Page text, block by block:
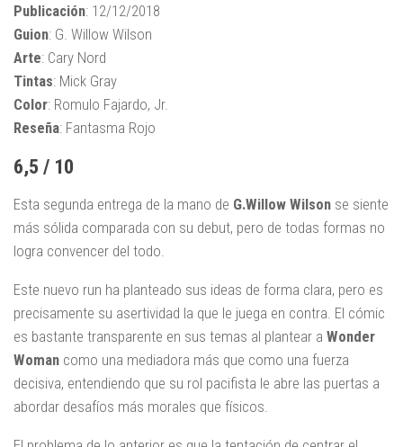
Publicación: 12/12/2018
Guion: G. Willow Wilson
Arte: Cary Nord
Tintas: Mick Gray
Color: Romulo Fajardo, Jr.
Reseña: Fantasma Rojo
6,5 / 10
Esta segunda entrega de la mano de G.Willow Wilson se siente
más sólida comparada con su debut, pero de todas formas no
logra convencer del todo.
Este nuevo run ha planteado sus ideas de forma clara, pero es
precisamente su asertividad la que le juega en contra. El cómic
es bastante transparente en sus temas al plantear a Wonder
Woman como una mediadora más que como una fuerza
decisiva, entendiendo que su rol pacifista le abre las puertas a
abordar desafíos más morales que físicos.